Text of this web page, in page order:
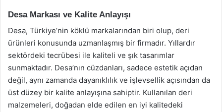
Desa Markası ve Kalite Anlayışı
Desa, Türkiye’nin köklü markalarından biri olup, deri
ürünleri konusunda uzmanlaşmış bir firmadır. Yıllardır
sektördeki tecrübesi ile kaliteli ve şık tasarımlar
sunmaktadır. Desa’nın cüzdanları, sadece estetik açıdan
değil, aynı zamanda dayanıklılık ve işlevsellik açısından da
üst düzey bir kalite anlayışına sahiptir. Kullanılan deri
malzemeleri, doğadan elde edilen en iyi kalitedeki